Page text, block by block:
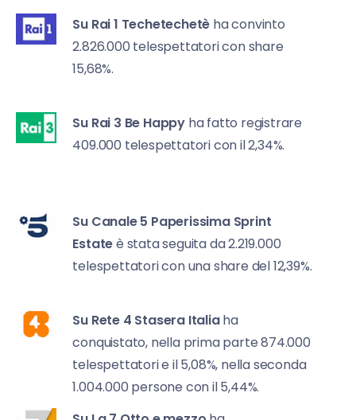
Su Rai 1 Techetechetè ha convinto
2.826.000 telespettatori con share
15,68%.
Su Rai 3 Be Happyha fatto registrare
409.000 telespettatori con il 2,34%.
Su Canale 5 Paperissima Sprint
Estateè stata seguita da 2.219.000
telespettatori con una share del 12,39%.
Su Rete 4 Stasera Italiaha
conquistato, nella prima parte 874.000
telespettatori e il 5,08%, nella seconda
1.004.000 persone con il 5,44%.